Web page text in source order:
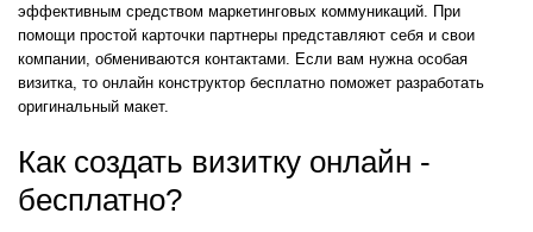
эффективным средством маркетинговых коммуникаций. При
помощи простой карточки партнеры представляют себя и свои
компании, обмениваются контактами. Если вам нужна особая
визитка, то онлайн конструктор бесплатно поможет разработать
оригинальный макет.
Как создать визитку онлайн -
бесплатно?